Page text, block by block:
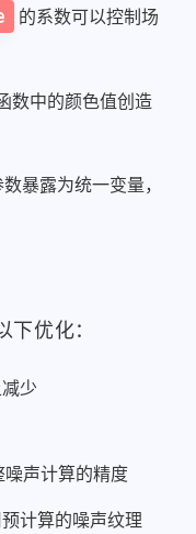
的系数可以控制场
数中的颜色值创造
暴露为统一变量，
下优化：
少
噪声计算的精度
计算的噪声纹理